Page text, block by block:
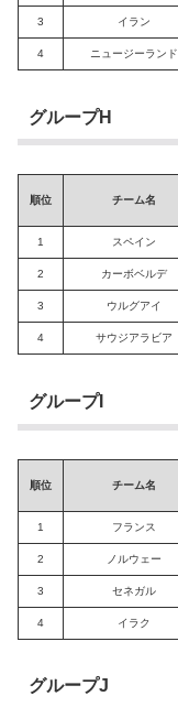
3 イラン
4 ニュージーランド
グループH
順位 チーム名
1 スペイン
2 カーボベルデ
3 ウルグアイ
4 サウジアラビア
グループI
順位 チーム名
1 フランス
2 ノルウェー
3 セネガル
4 イラク
グループJ